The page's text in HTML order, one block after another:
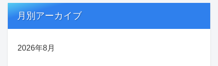
月別アーカイブ
2026年8月